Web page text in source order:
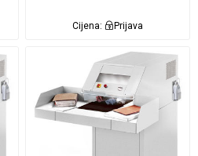
Cijena: Prijava